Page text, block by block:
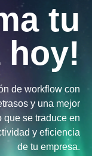
tu
hoy!
de workflow con
y una mejor
que se traduce en
y eficiencia
de tu empresa.